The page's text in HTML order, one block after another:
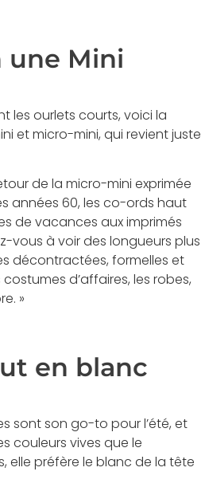
une Mini
les ourlets courts, voici la
et micro-mini, qui revient juste
de la micro-mini exprimée
années 60, les co-ords haut
de vacances aux imprimés
vous à voir des longueurs plus
décontractées, formelles et
d’affaires, les robes,
»
en blanc
sont son go-to pour l’été, et
couleurs vives que le
elle préfère le blanc de la tête